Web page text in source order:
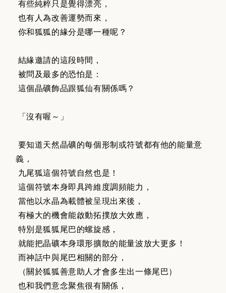
有些純粹只是覺得漂亮，
也有人為改善運勢而來，
你和狐狐的緣分是哪一種呢？
結緣邀請的這段時間，
被問及最多的恐怕是：
這個晶礦飾品跟狐仙有關係嗎？
「沒有喔～」
要知道天然晶礦的每個形制或符號都有他的能量意
義，
九尾狐這個符號自然也是！
這個符號本身即具跨維度調頻能力，
當他以水晶為載體被呈現出來後，
有極大的機會能啟動拓撲放大效應，
特別是狐狐尾巴的螺旋感，
就能把晶礦本身環形擴散的能量波放大更多！
而神話中與尾巴相關的部分，
（關於狐狐善意助人才會多生出一條尾巴）
也和我們意念聚焦很有關係，